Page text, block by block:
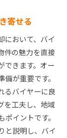
寄せる
において、バイ
件の魅力を直接
できます。オー
が重要です。
るバイヤーに良
を工夫し、地域
イントです。
と説明し、バイ